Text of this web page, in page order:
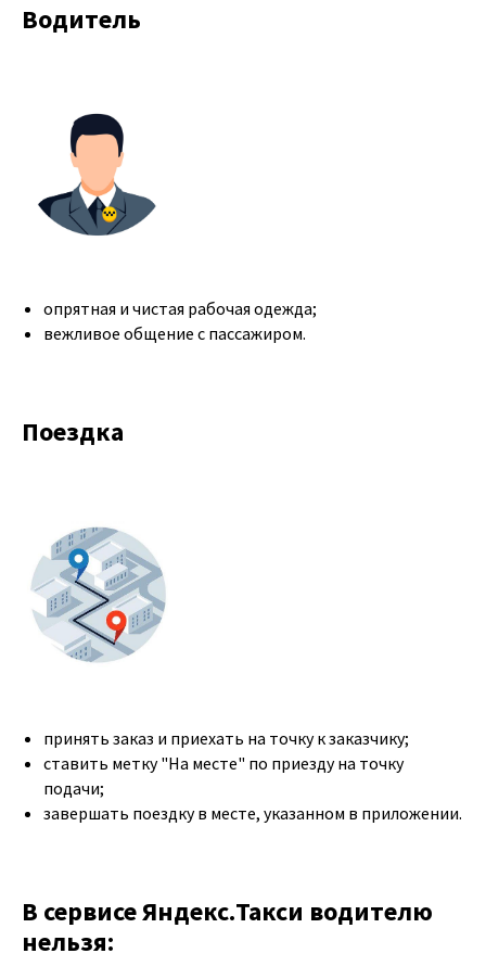
Водитель
опрятная и чистая рабочая одежда;
вежливое общение с пассажиром.
Поездка
принять заказ и приехать на точку к заказчику;
ставить метку "На месте" по приезду на точку
подачи;
завершать поездку в месте, указанном в приложении.
В сервисе Яндекс.Такси водителю
нельзя: